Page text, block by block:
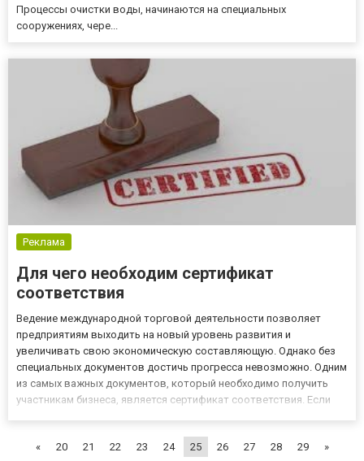
Процессы очистки воды, начинаются на специальных
сооружениях, чере...
Реклама
Для чего необходим сертификат
соответствия
Ведение международной торговой деятельности позволяет
предприятиям выходить на новый уровень развития и
увеличивать свою экономическую составляющую. Однако без
специальных документов достичь прогресса невозможно. Одним
из самых важных документов, который необходимо получить
участникам бизнеса, является сертификат соответствия. Если
организация...
« 20 21 22 23 24 25 26 27 28 29 »